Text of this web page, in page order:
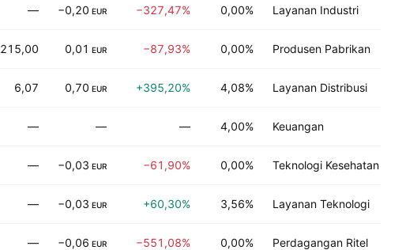
— −0,20 EUR −327,47% 0,00% Layanan Industri
215,00 0,01 EUR −87,93% 0,00% Produsen Pabrikan
6,07 0,70 EUR +395,20% 4,08% Layanan Distribusi
— — — 4,00% Keuangan
— −0,03 EUR −61,90% 0,00% Teknologi Kesehatan
— −0,03 EUR +60,30% 3,56% Layanan Teknologi
— −0,06 EUR −551,08% 0,00% Perdagangan Ritel